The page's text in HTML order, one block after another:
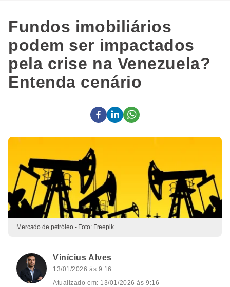
Fundos imobiliários
podem ser impactados
pela crise na Venezuela?
Entenda cenário
Mercado de petróleo - Foto: Freepik
Vinícius Alves
13/01/2026 às 9:16
Atualizado em: 13/01/2026 às 9:16